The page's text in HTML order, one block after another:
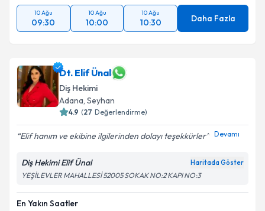
10 Ağu
09:30
10 Ağu
10:00
10 Ağu
10:30 Daha Fazla
Dt. Elif Ünal
Diş Hekimi
Adana, Seyhan
4.9 (27 Değerlendirme)
Elif hanım ve ekibine ilgilerinden dolayı teşekkürler Devamı
Diş Hekimi Elif Ünal Haritada Göster
YEŞİLEVLER MAHALLESİ 52005 SOKAK NO:2 KAPI NO:3
En Yakın Saatler